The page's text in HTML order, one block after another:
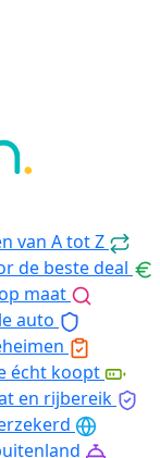
van A tot Z
de beste deal
maat
auto
écht koopt
en rijbereik